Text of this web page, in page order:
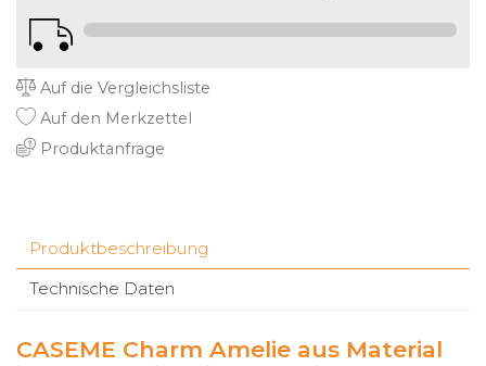
Auf die Vergleichsliste
Auf den Merkzettel
Produktanfrage
Produktbeschreibung
Technische Daten
CASEME Charm Amelie aus Material